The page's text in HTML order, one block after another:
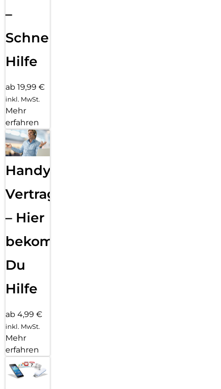
–
Schnelle
Hilfe
ab 19,99 €
inkl. MwSt.
Mehr
erfahren
Handy
Vertragsabwicklung
– Hier
bekommst
Du
Hilfe
ab 4,99 €
inkl. MwSt.
Mehr
erfahren